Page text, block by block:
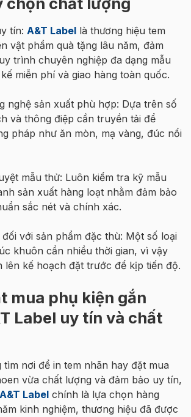
tín: A&T Label là thương hiệu tem
vật phẩm quà tặng lâu năm, đảm
trình chuyên nghiệp đa dạng mẫu
miễn phí và giao hàng toàn quốc.
nghệ sản xuất phù hợp: Dựa trên số
và thông điệp cần truyền tải để
pháp như ăn mòn, mạ vàng, đúc nổi
mẫu thử: Luôn kiểm tra kỹ mẫu
sản xuất hàng loạt nhằm đảm bảo
sắc nét và chính xác.
với sản phẩm đặc thù: Một số loại
khuôn cần nhiều thời gian, vì vậy
lên kế hoạch đặt trước để kịp tiến độ.
mua phụ kiện gắn
Label uy tín và chất
tìm nơi để in tem nhãn hay đặt mua
vừa chất lượng và đảm bảo uy tín,
A&T Label chính là lựa chọn hàng
kinh nghiệm, thương hiệu đã được